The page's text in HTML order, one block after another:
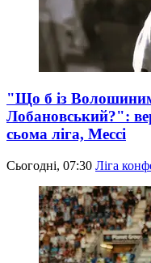
"Що б із
Лобановський?":
сьома ліга, Мессі
Сьогодні, 07:30 Ліга